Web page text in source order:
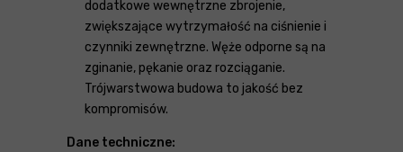
dodatkowe wewnętrzne zbrojenie,
zwiększające wytrzymałość na ciśnienie i
czynniki zewnętrzne. Węże odporne są na
zginanie, pękanie oraz rozciąganie.
Trójwarstwowa budowa to jakość bez
kompromisów.
Dane techniczne: